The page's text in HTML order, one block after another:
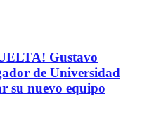
Gustavo
de Universidad
su nuevo equipo